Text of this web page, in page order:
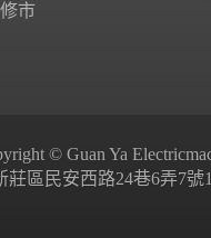
市
© Guan Ya
莊區民安西路24巷6弄7